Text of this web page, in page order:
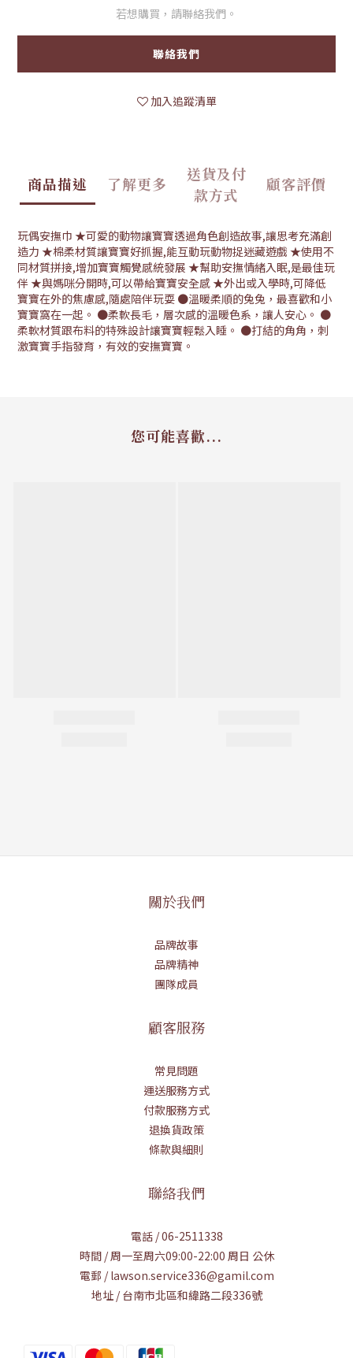
若想購買，請聯絡我們。
聯絡我們
加入追蹤清單
商品描述 了解更多
送貨及付
款方式
顧客評價
玩偶安撫巾 ★可愛的動物讓寶寶透過角色創造故事,讓思考充滿創
造力 ★棉柔材質讓寶寶好抓握,能互動玩動物捉迷藏遊戲 ★使用不
同材質拼接,增加寶寶觸覺感統發展 ★幫助安撫情緒入眠,是最佳玩
伴 ★與媽咪分開時,可以帶給寶寶安全感 ★外出或入學時,可降低
寶寶在外的焦慮感,隨處陪伴玩耍 ●溫暖柔順的兔兔，最喜歡和小
寶寶窩在一起。 ●柔軟長毛，層次感的溫暖色系，讓人安心。 ●
柔軟材質跟布料的特殊設計讓寶寶輕鬆入睡。 ●打結的角角，刺
激寶寶手指發育，有效的安撫寶寶。
您可能喜歡...
關於我們
品牌故事
品牌精神
團隊成員
顧客服務
常見問題
運送服務方式
付款服務方式
退換貨政策
條款與細則
聯絡我們
電話 / 06-2511338
時間 / 周一至周六09:00-22:00 周日 公休
電郵 / lawson.service336@gamil.com
地址 / 台南市北區和緯路二段336號